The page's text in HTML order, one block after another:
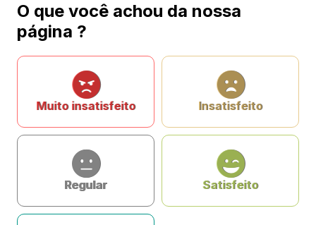
O que você achou da nossa
página ?
Muito insatisfeito Insatisfeito
Regular Satisfeito